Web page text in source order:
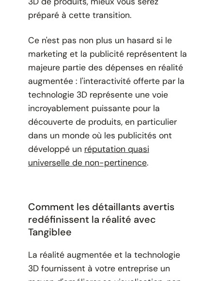
préparé à cette transition.
Ce n'est pas non plus un hasard si le
marketing et la publicité représentent la
majeure partie des dépenses en réalité
augmentée : l'interactivité offerte par la
technologie 3D représente une voie
incroyablement puissante pour la
découverte de produits, en particulier
dans un monde où les publicités ont
développé un réputation quasi
universelle de non-pertinence.
Comment les détaillants avertis
redéfinissent la réalité avec
Tangiblee
La réalité augmentée et la technologie
3D fournissent à votre entreprise un